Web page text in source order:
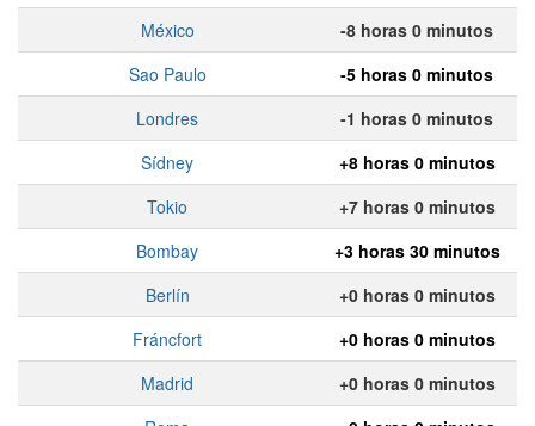
México
-8 horas 0 minutos
Sao Paulo
-5 horas 0 minutos
Londres
-1 horas 0 minutos
Sídney
+8 horas 0 minutos
Tokio
+7 horas 0 minutos
Bombay
+3 horas 30 minutos
Berlín
+0 horas 0 minutos
Fráncfort
+0 horas 0 minutos
Madrid
+0 horas 0 minutos